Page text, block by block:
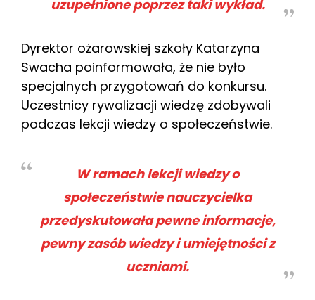
uzupełnione poprzez taki wykład.
Dyrektor ożarowskiej szkoły Katarzyna
Swacha poinformowała, że nie było
specjalnych przygotowań do konkursu.
Uczestnicy rywalizacji wiedzę zdobywali
podczas lekcji wiedzy o społeczeństwie.
W ramach lekcji wiedzy o
społeczeństwie nauczycielka
przedyskutowała pewne informacje,
pewny zasób wiedzy i umiejętności z
uczniami.